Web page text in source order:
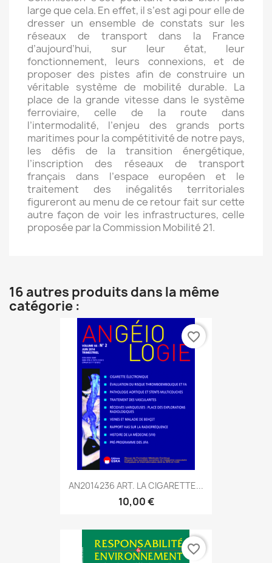
large que cela. En effet, il s’est agi pour elle de
dresser un ensemble de constats sur les
réseaux de transport dans la France
d’aujourd’hui, sur leur état, leur
fonctionnement, leurs connexions, et de
proposer des pistes afin de construire un
véritable système de mobilité durable. La
place de la grande vitesse dans le système
ferroviaire, celle de la route dans
l’intermodalité, l’enjeu des grands ports
maritimes pour la compétitivité de notre pays,
les défis de la transition énergétique,
l’inscription des réseaux de transport
français dans l’espace européen et le
traitement des inégalités territoriales
figureront au menu de ce retour fait sur cette
autre façon de voir les infrastructures, celle
proposée par la Commission Mobilité 21.
16 autres produits dans la même
catégorie :
AN2014236 ART. LA CIGARETTE...
10,00 €
favorite_border
favorite_border